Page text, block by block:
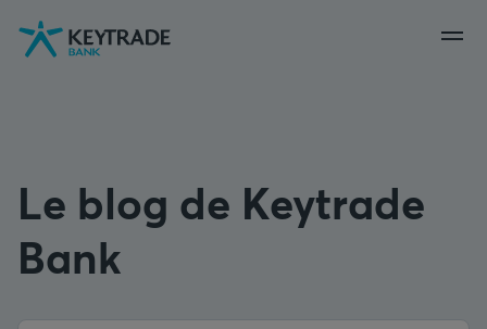
Aller
Aller
Aller
au
Le blog de Keytrade
Bank